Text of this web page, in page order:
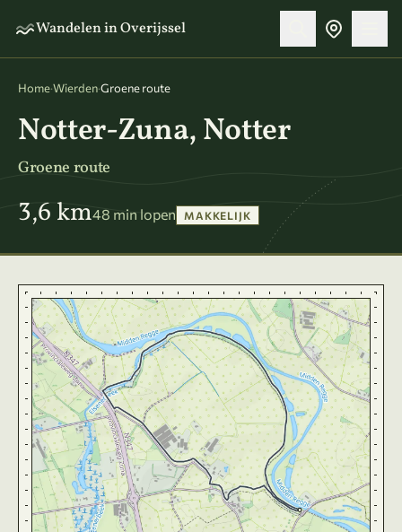
Wandelen in Overijssel
Home·Wierden·Groene route
Notter-Zuna, Notter
Groene route
3,6 km48 min lopen MAKKELIJK
Kaart